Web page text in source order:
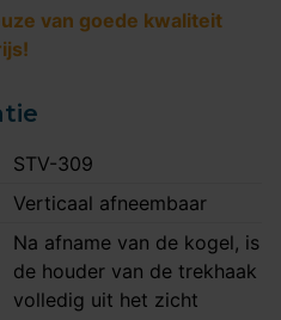
van goede kwaliteit
STV-309
Verticaal afneembaar
Na afname van de kogel, is
de houder van de trekhaak
volledig uit het zicht